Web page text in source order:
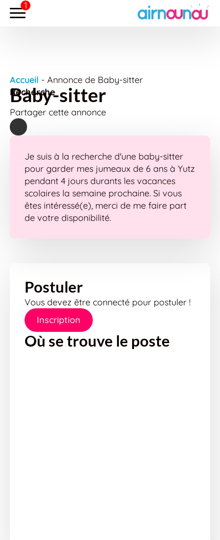
Accueil - Annonce de Baby-sitter
Recherche
Baby-sitter
Partager cette annonce
Je suis à la recherche d'une baby-sitter
pour garder mes jumeaux de 6 ans à Yutz
pendant 4 jours durants les vacances
scolaires la semaine prochaine. Si vous
êtes intéressé(e), merci de me faire part
de votre disponibilité.
Postuler
Vous devez être connecté pour postuler !
Inscription
Où se trouve le poste